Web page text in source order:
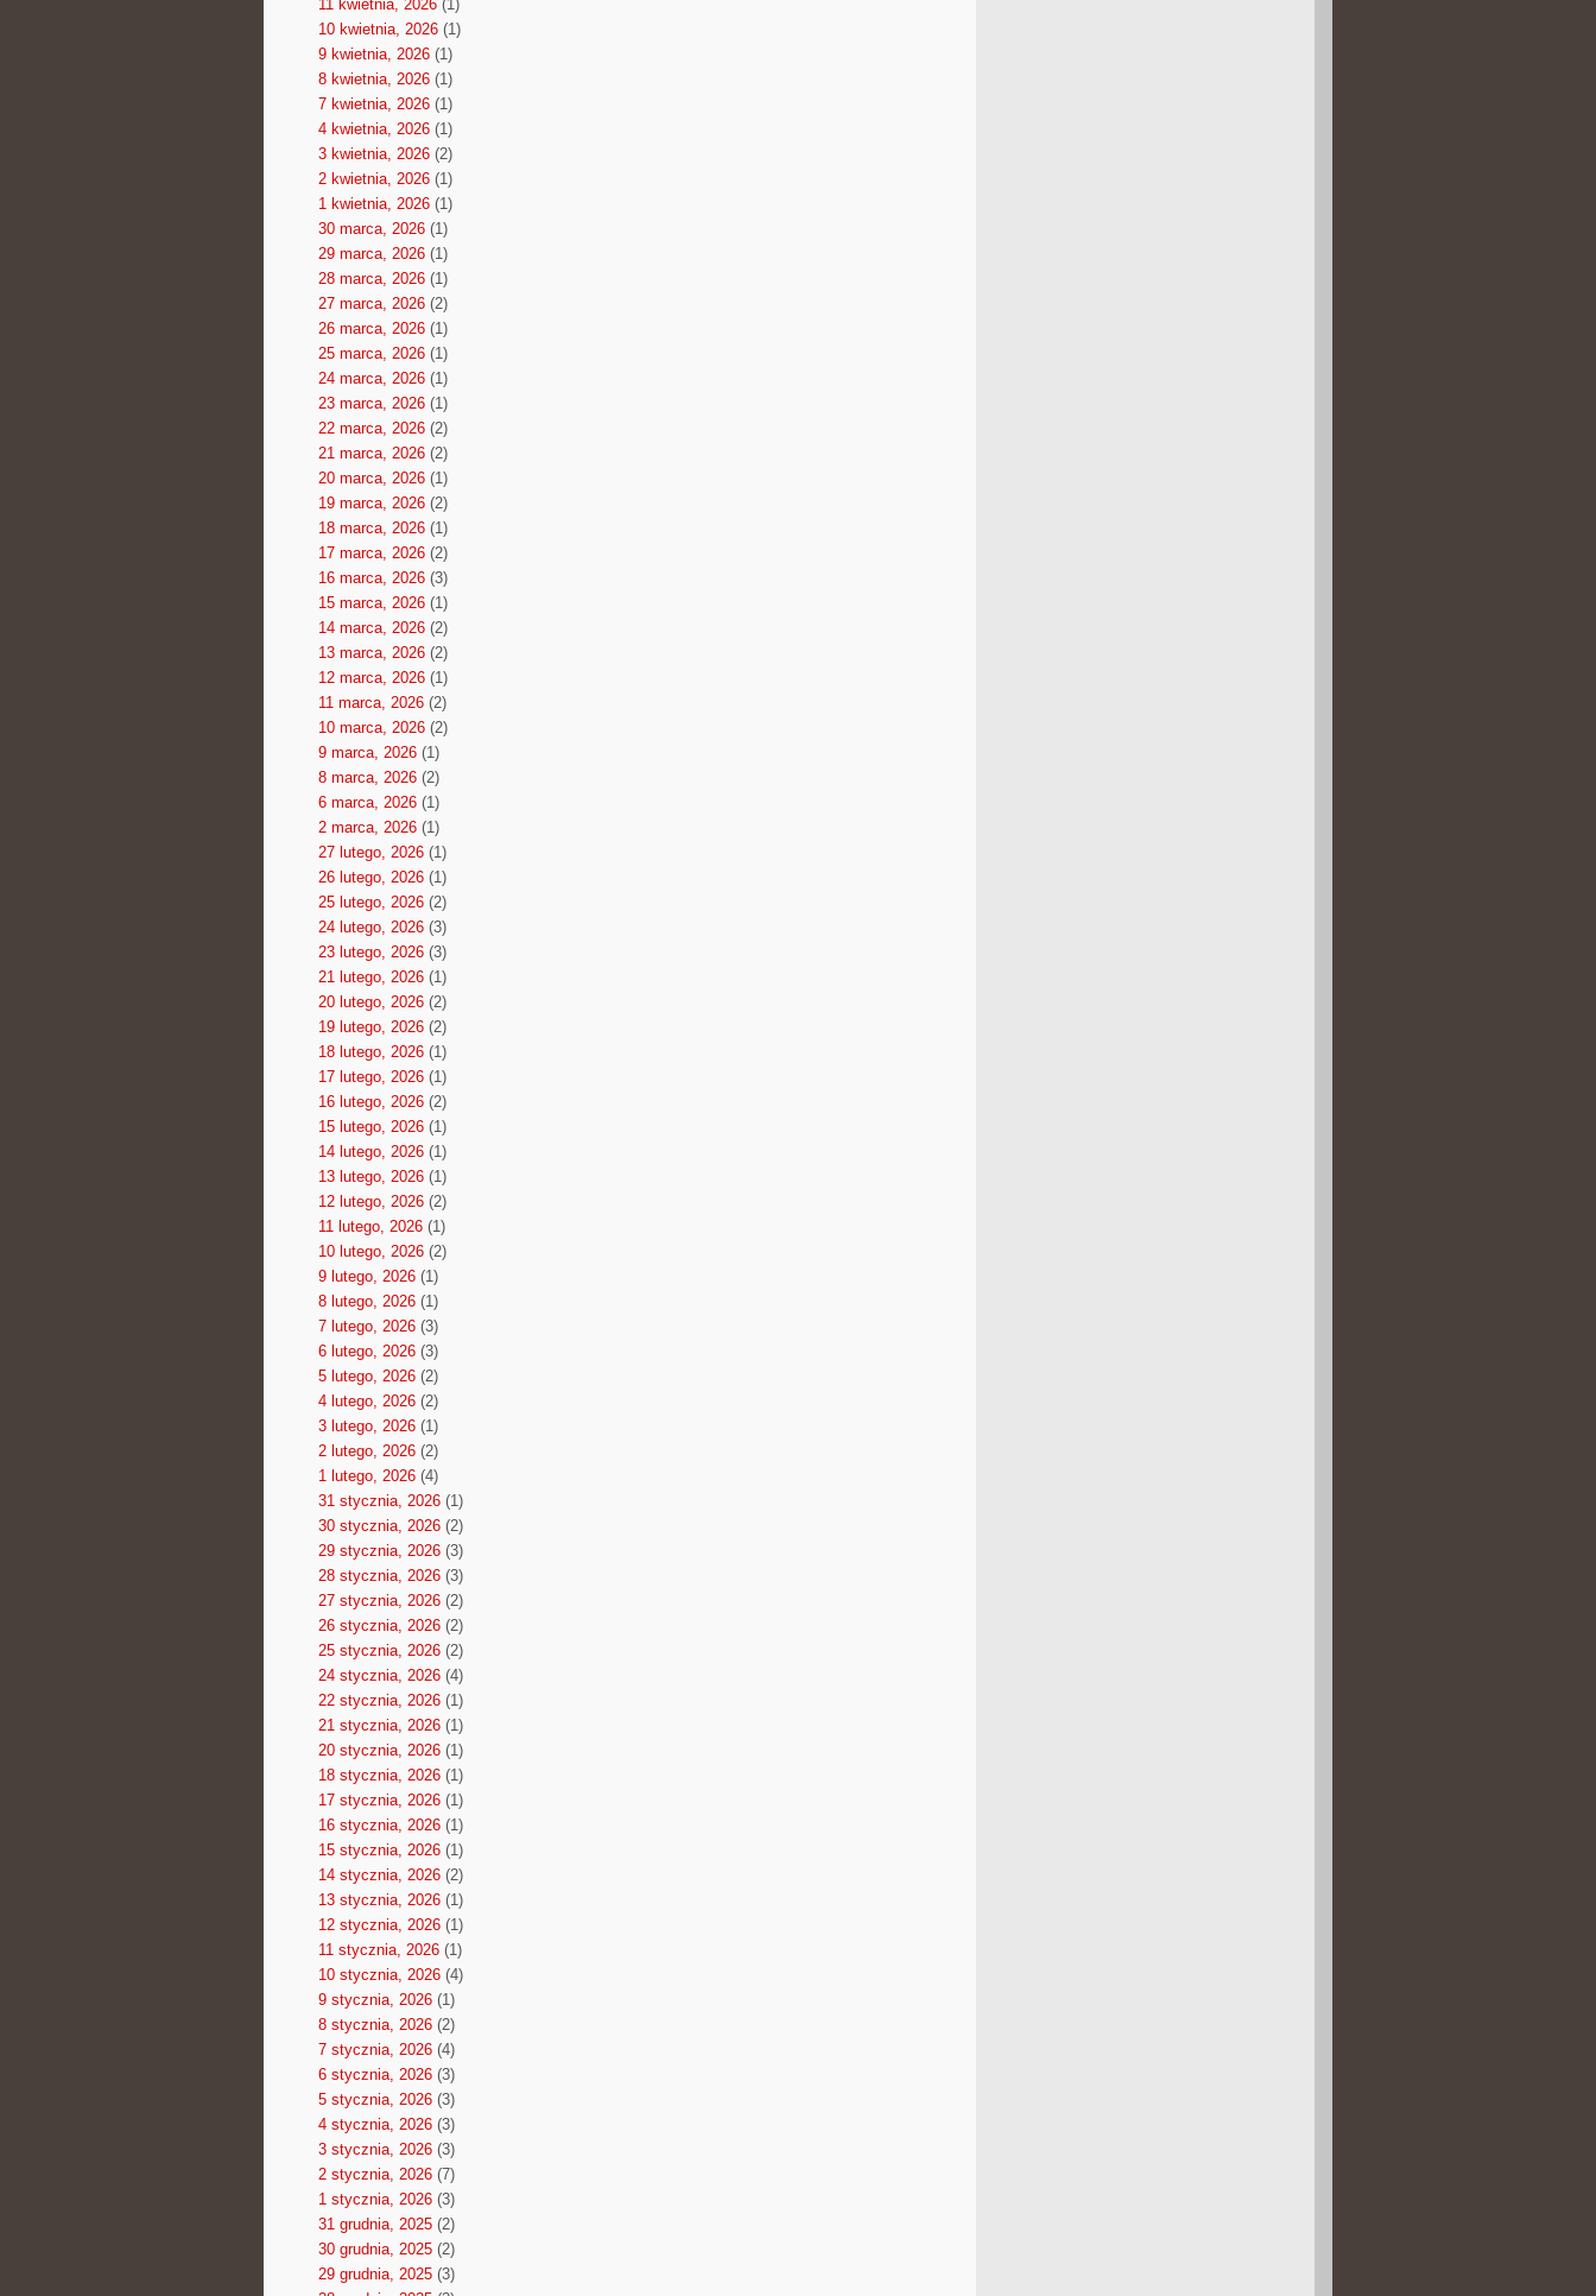
11 kwietnia, 2026(1)
10 kwietnia, 2026(1)
9 kwietnia, 2026(1)
8 kwietnia, 2026(1)
7 kwietnia, 2026(1)
4 kwietnia, 2026(1)
3 kwietnia, 2026(2)
2 kwietnia, 2026(1)
1 kwietnia, 2026(1)
30 marca, 2026(1)
29 marca, 2026(1)
28 marca, 2026(1)
27 marca, 2026(2)
26 marca, 2026(1)
25 marca, 2026(1)
24 marca, 2026(1)
23 marca, 2026(1)
22 marca, 2026(2)
21 marca, 2026(2)
20 marca, 2026(1)
19 marca, 2026(2)
18 marca, 2026(1)
17 marca, 2026(2)
16 marca, 2026(3)
15 marca, 2026(1)
14 marca, 2026(2)
13 marca, 2026(2)
12 marca, 2026(1)
11 marca, 2026(2)
10 marca, 2026(2)
9 marca, 2026(1)
8 marca, 2026(2)
6 marca, 2026(1)
2 marca, 2026(1)
27 lutego, 2026(1)
26 lutego, 2026(1)
25 lutego, 2026(2)
24 lutego, 2026(3)
23 lutego, 2026(3)
21 lutego, 2026(1)
20 lutego, 2026(2)
19 lutego, 2026(2)
18 lutego, 2026(1)
17 lutego, 2026(1)
16 lutego, 2026(2)
15 lutego, 2026(1)
14 lutego, 2026(1)
13 lutego, 2026(1)
12 lutego, 2026(2)
11 lutego, 2026(1)
10 lutego, 2026(2)
9 lutego, 2026(1)
8 lutego, 2026(1)
7 lutego, 2026(3)
6 lutego, 2026(3)
5 lutego, 2026(2)
4 lutego, 2026(2)
3 lutego, 2026(1)
2 lutego, 2026(2)
1 lutego, 2026(4)
31 stycznia, 2026(1)
30 stycznia, 2026(2)
29 stycznia, 2026(3)
28 stycznia, 2026(3)
27 stycznia, 2026(2)
26 stycznia, 2026(2)
25 stycznia, 2026(2)
24 stycznia, 2026(4)
22 stycznia, 2026(1)
21 stycznia, 2026(1)
20 stycznia, 2026(1)
18 stycznia, 2026(1)
17 stycznia, 2026(1)
16 stycznia, 2026(1)
15 stycznia, 2026(1)
14 stycznia, 2026(2)
13 stycznia, 2026(1)
12 stycznia, 2026(1)
11 stycznia, 2026(1)
10 stycznia, 2026(4)
9 stycznia, 2026(1)
8 stycznia, 2026(2)
7 stycznia, 2026(4)
6 stycznia, 2026(3)
5 stycznia, 2026(3)
4 stycznia, 2026(3)
3 stycznia, 2026(3)
2 stycznia, 2026(7)
1 stycznia, 2026(3)
31 grudnia, 2025(2)
30 grudnia, 2025(2)
29 grudnia, 2025(3)